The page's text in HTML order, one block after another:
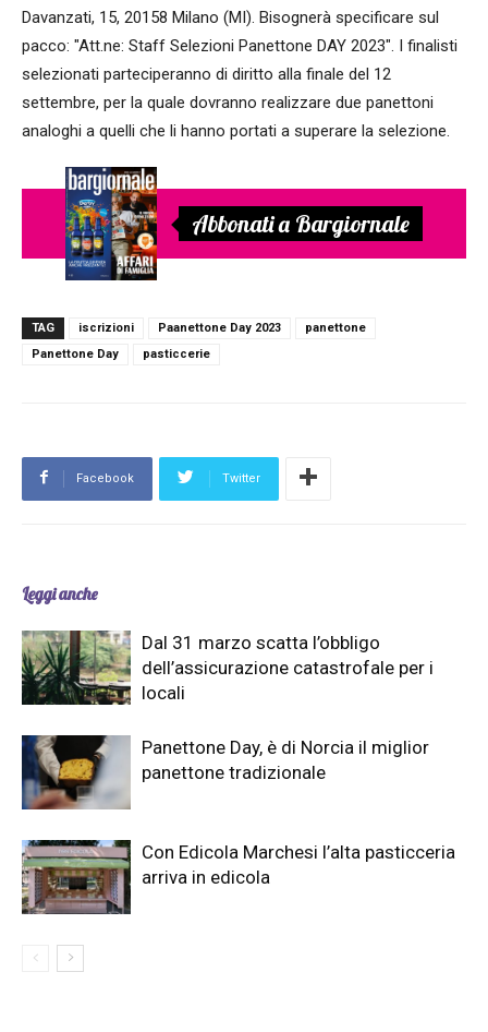
Davanzati, 15, ​20158 Milano (MI). Bisognerà specificare sul
pacco: "Att.ne: Staff Selezioni Panettone DAY 2023". I finalisti
selezionati parteciperanno di diritto alla finale del 12
settembre, per la quale dovranno realizzare due panettoni
analoghi a quelli che li hanno portati a superare la selezione.
Abbonati a Bargiornale
TAG iscrizioni Paanettone Day 2023
panettone
Panettone Day
pasticcerie
Facebook Twitter
Leggi anche
Dal 31 marzo scatta l’obbligo
dell’assicurazione catastrofale per i
locali
Panettone Day, è di Norcia il miglior
panettone tradizionale
Con Edicola Marchesi l’alta pasticceria
arriva in edicola